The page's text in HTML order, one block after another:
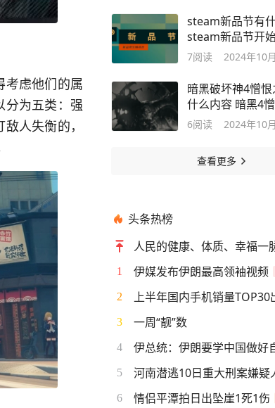
考虑他们的属
分为五类：强
人失衡的，
steam新品节有
steam新品节开
推荐
7阅读 2024年10
暗黑破坏神4憎
什么内容 暗黑4
内容介绍
6阅读 2024年10
查看更多
头条热榜
人民的健康、体质、幸福一
1 伊媒发布伊朗最高领袖视频
2 上半年国内手机销量TOP30
3 一周“靓”数
4 伊总统：伊朗要学中国做好
5 河南潜逃10日重大刑案嫌疑
6 情侣平潭拍日出坠崖1死1伤